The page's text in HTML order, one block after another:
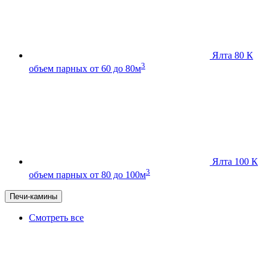
Ялта 80 К
объем парных от 60 до 80м3
Ялта 100 К
объем парных от 80 до 100м3
Печи-камины
Смотреть все